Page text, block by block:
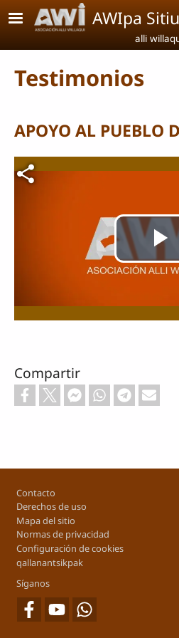
Pasar al contenido principal
AWIpa
alli
Testimonios
Archivo de vídeo
APOYO AL PUEBLO
Compartir
Footer
Contacto
Derechos de uso
Mapa del sitio
Normas de privacidad
Configuración de cookies
qallanantsikpak
Síganos